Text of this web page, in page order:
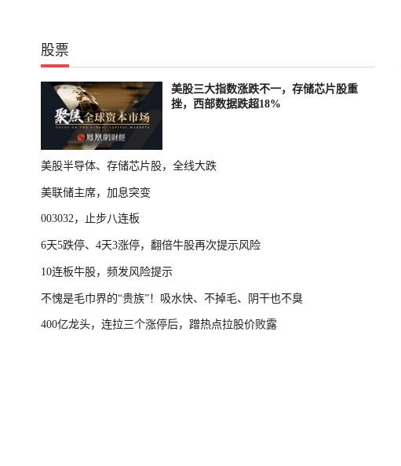
股票
美股三大指数涨跌不一，存储芯片股重
挫，西部数据跌超18%
美股半导体、存储芯片股，全线大跌
美联储主席，加息突变
003032，止步八连板
6天5跌停、4天3涨停，翻倍牛股再次提示风险
10连板牛股，频发风险提示
不愧是毛巾界的“贵族”！吸水快、不掉毛、阴干也不臭
400亿龙头，连拉三个涨停后，蹭热点拉股价败露